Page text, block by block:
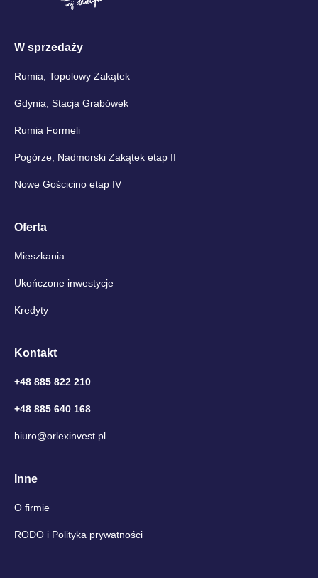
W sprzedaży
Rumia, Topolowy Zakątek
Gdynia, Stacja Grabówek
Rumia Formeli
Pogórze, Nadmorski Zakątek etap II
Nowe Gościcino etap IV
Oferta
Mieszkania
Ukończone inwestycje
Kredyty
Kontakt
+48 885 822 210
+48 885 640 168
biuro@orlexinvest.pl
Inne
O firmie
RODO i Polityka prywatności